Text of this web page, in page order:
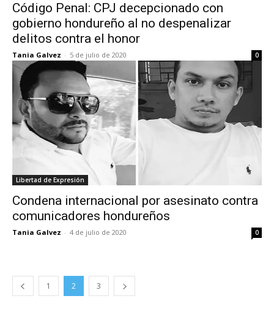
Código Penal: CPJ decepcionado con
gobierno hondureño al no despenalizar
delitos contra el honor
Tania Galvez - 5 de julio de 2020 0
Libertad de Expresión
Condena internacional por asesinato contra
comunicadores hondureños
Tania Galvez - 4 de julio de 2020 0
1 2 3